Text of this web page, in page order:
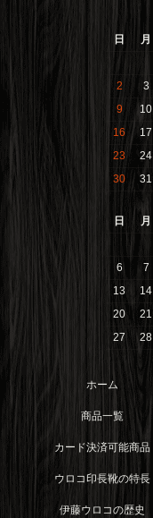
ホーム
商品一覧
カード決済可能商品
ウロコ印長靴の特長
伊藤ウロコの歴史
日
月
2
3
9
10
16
17
23
24
30
31
日
月
6
7
13
14
20
21
27
28